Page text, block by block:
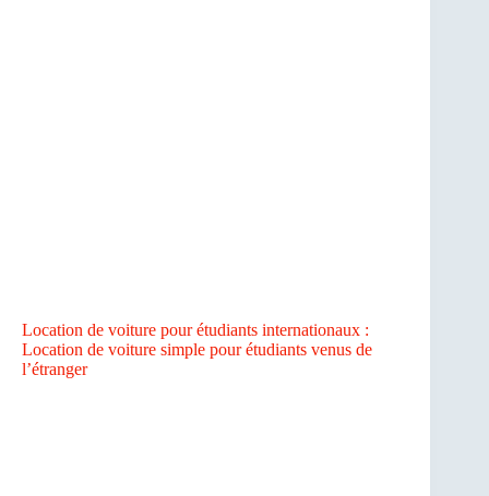
Location de voiture pour étudiants internationaux :
Location de voiture simple pour étudiants venus de
l’étranger